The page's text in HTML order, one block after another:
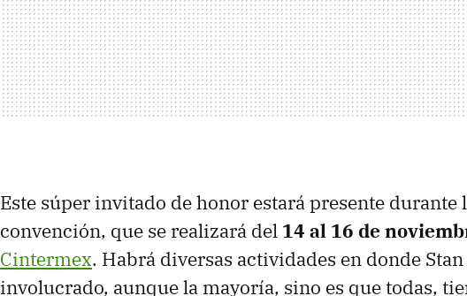
Este súper invitado de honor estará presente durante
convención, que se realizará del 14 al 16 de
Cintermex. Habrá diversas actividades en donde Stan
involucrado, aunque la mayoría, sino es que todas,